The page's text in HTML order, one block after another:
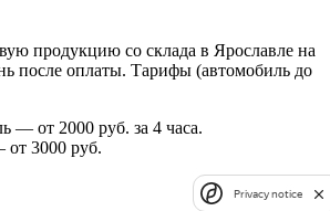
продукцию со склада в Ярославле на
после оплаты. Тарифы (автомобиль до
— от 2000 руб. за 4 часа.
от 3000 руб.
Privacy notice